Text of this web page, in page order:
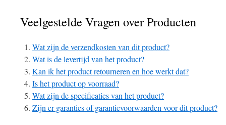
Veelgestelde Vragen over Producten
Wat zijn de verzendkosten van dit product?
Wat is de levertijd van het product?
Kan ik het product retourneren en hoe werkt dat?
Is het product op voorraad?
Wat zijn de specificaties van het product?
Zijn er garanties of garantievoorwaarden voor dit product?